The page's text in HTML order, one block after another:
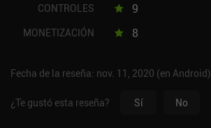
CONTROLES 9
MONETIZACIÓN 8
Fecha de la reseña: nov. 11, 2020 (en Android)
¿Te gustó esta reseña? Sí No